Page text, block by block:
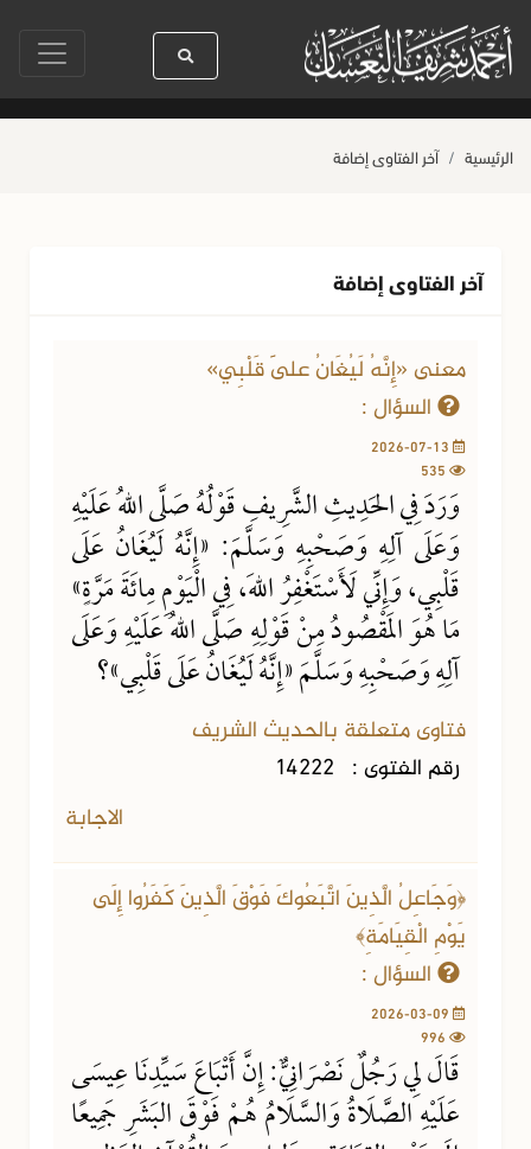
رسول الله ﷺ كله رحمة صلاة آخر أربعاء من صفر حياة القلوب وصحتها
الرئيسية آخر الفتاوى إضافة
آخر الفتاوى إضافة
معنى «إِنَّهُ لَيُغَانُ عَلَى قَلْبِي»
السؤال :
وَرَدَ فِي الحَدِيثِ الشَّرِيفِ قَوْلُهُ صَلَّى اللهُ عَلَيْهِ
وَعَلَى آلِهِ وَصَحْبِهِ وَسَلَّمَ: «إِنَّهُ لَيُغَانُ عَلَى
قَلْبِي، وَإِنِّي لَأَسْتَغْفِرُ اللهَ، فِي الْيَوْمِ مِائَةَ مَرَّةٍ»
مَا هُوَ الَمقْصُودُ مِنْ قَوْلِهِ صَلَّى اللهُ عَلَيْهِ وَعَلَى
آلِهِ وَصَحْبِهِ وَسَلَّمَ «إِنَّهُ لَيُغَانُ عَلَى قَلْبِي»؟
فتاوى متعلقة بالحديث الشريف
رقم الفتوى : 14222
الاجابة
﴿وَجَاعِلُ الَّذِينَ اتَّبَعُوكَ فَوْقَ الَّذِينَ كَفَرُوا إِلَى
يَوْمِ الْقِيَامَةِ﴾
السؤال :
قَالَ لِي رَجُلٌ نَصْرَانِيٌّ: إِنَّ أَتْبَاعَ سَيِّدِنَا عِيسَى
عَلَيْهِ الصَّلَاةُ وَالسَّلَامُ هُمْ فَوْقَ البَشَرِ جَمِيعًا